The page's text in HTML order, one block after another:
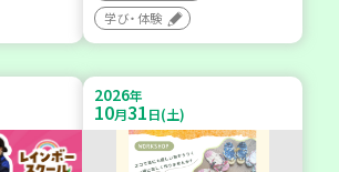
学び・体験
2026年
10月31日(土)